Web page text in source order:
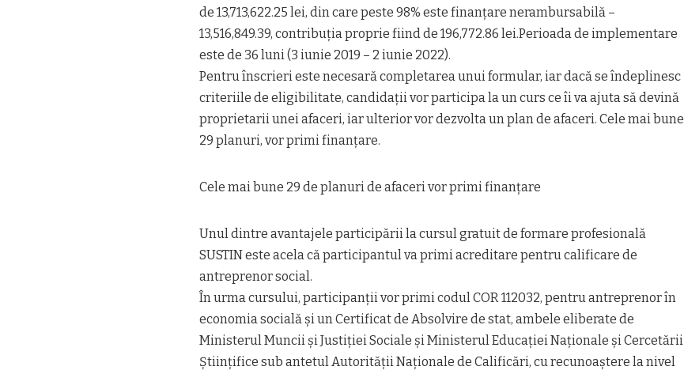
de 13,713,622.25 lei, din care peste 98% este finanțare nerambursabilă –
13,516,849.39, contribuția proprie fiind de 196,772.86 lei.Perioada de implementare
este de 36 luni (3 iunie 2019 – 2 iunie 2022).
Pentru înscrieri este necesară completarea unui formular, iar dacă se îndeplinesc
criteriile de eligibilitate, candidații vor participa la un curs ce îi va ajuta să devină
proprietarii unei afaceri, iar ulterior vor dezvolta un plan de afaceri. Cele mai bune
29 planuri, vor primi finanțare.
Cele mai bune 29 de planuri de afaceri vor primi finanțare
Unul dintre avantajele participării la cursul gratuit de formare profesională
SUSTIN este acela că participantul va primi acreditare pentru calificare de
antreprenor social.
În urma cursului, participanții vor primi codul COR 112032, pentru antreprenor în
economia socială și un Certificat de Absolvire de stat, ambele eliberate de
Ministerul Muncii și Justiției Sociale şi Ministerul Educației Naționale și Cercetării
Științifice sub antetul Autorității Naționale de Calificări, cu recunoaștere la nivel